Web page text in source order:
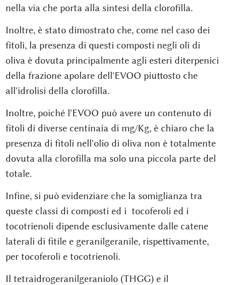
nella via che porta alla sintesi della clorofilla.
Inoltre, è stato dimostrato che, come nel caso dei
fitoli, la presenza di questi composti negli oli di
oliva è dovuta principalmente agli esteri diterpenici
della frazione apolare dell'EVOO piuttosto che
all'idrolisi della clorofilla.
Inoltre, poiché l'EVOO può avere un contenuto di
fitoli di diverse centinaia di mg/Kg, è chiaro che la
presenza di fitoli nell'olio di oliva non è totalmente
dovuta alla clorofilla ma solo una piccola parte del
totale.
Infine, si può evidenziare che la somiglianza tra
queste classi di composti ed i tocoferoli ed i
tocotrienoli dipende esclusivamente dalle catene
laterali di fitile e geranilgeranile, rispettivamente,
per tocoferoli e tocotrienoli.
Il tetraidrogeranilgeraniolo (THGG) e il